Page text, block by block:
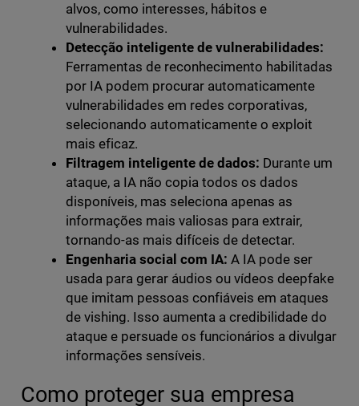
alvos, como interesses, hábitos e
vulnerabilidades.
Detecção inteligente de vulnerabilidades:
Ferramentas de reconhecimento habilitadas
por IA podem procurar automaticamente
vulnerabilidades em redes corporativas,
selecionando automaticamente o exploit
mais eficaz.
Filtragem inteligente de dados: Durante um
ataque, a IA não copia todos os dados
disponíveis, mas seleciona apenas as
informações mais valiosas para extrair,
tornando-as mais difíceis de detectar.
Engenharia social com IA: A IA pode ser
usada para gerar áudios ou vídeos deepfake
que imitam pessoas confiáveis em ataques
de vishing. Isso aumenta a credibilidade do
ataque e persuade os funcionários a divulgar
informações sensíveis.
Como proteger sua empresa